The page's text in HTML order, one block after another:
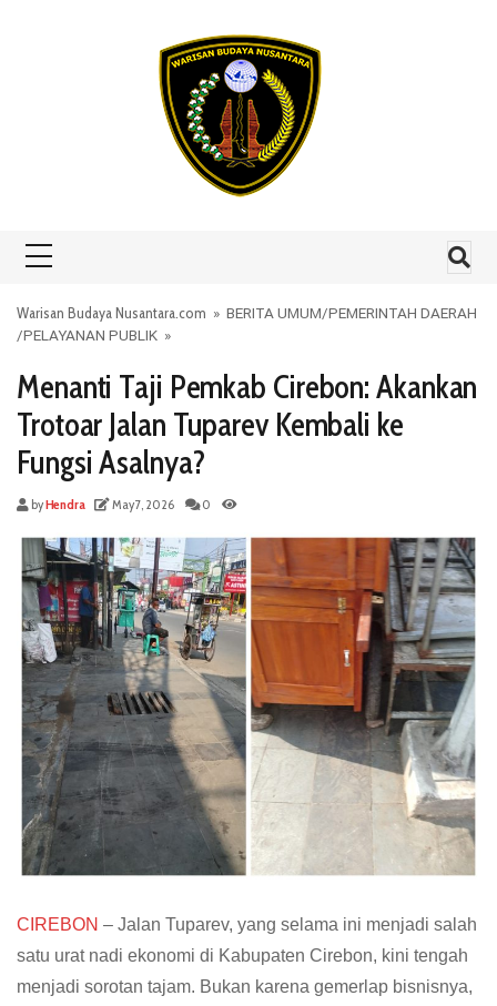
Warisan Budaya Nusantara.com » BERITA UMUM/PEMERINTAH DAERAH
/PELAYANAN PUBLIK »
Menanti Taji Pemkab Cirebon: Akankan
Trotoar Jalan Tuparev Kembali ke
Fungsi Asalnya?
byHendra May 7, 2026 0
CIREBON – Jalan Tuparev, yang selama ini menjadi salah
satu urat nadi ekonomi di Kabupaten Cirebon, kini tengah
menjadi sorotan tajam. Bukan karena gemerlap bisnisnya,